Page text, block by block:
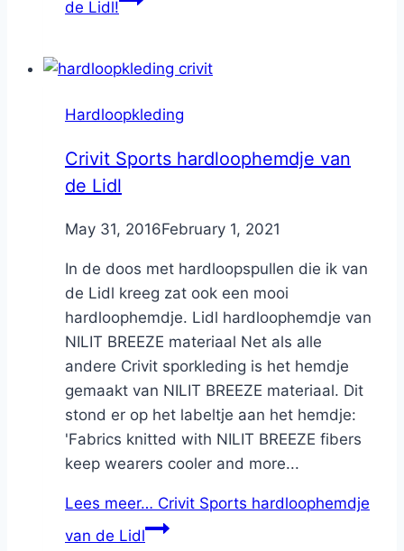
de Lidl!
Hardloopkleding
Crivit Sports hardloophemdje van
de Lidl
ByNicole
May 31, 2016February 1, 2021
In de doos met hardloopspullen die ik van
de Lidl kreeg zat ook een mooi
hardloophemdje. Lidl hardloophemdje van
NILIT BREEZE materiaal Net als alle
andere Crivit sporkleding is het hemdje
gemaakt van NILIT BREEZE materiaal. Dit
stond er op het labeltje aan het hemdje:
'Fabrics knitted with NILIT BREEZE fibers
keep wearers cooler and more...
Lees meer… Crivit Sports hardloophemdje
van de Lidl